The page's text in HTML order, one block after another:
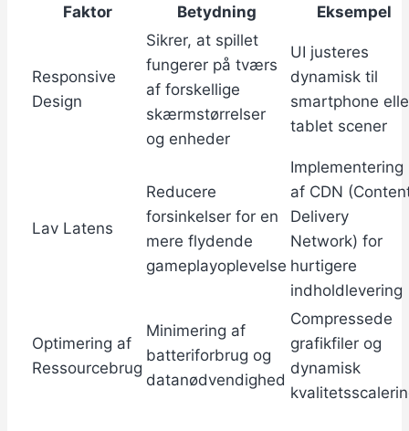
Faktor Betydning Eksempel
Responsive
Design
Sikrer, at spillet
fungerer på tværs
af forskellige
skærmstørrelser
og enheder
UI justeres
dynamisk til
smartphone
tablet scener
Lav Latens
Reducere
forsinkelser for en
mere flydende
gameplayoplevelse
Implementering
af CDN
Delivery
Network) for
hurtigere
indholdlevering
Optimering af
Ressourcebrug
Minimering af
batteriforbrug og
datanødvendighed
Compressede
grafikfiler og
dynamisk